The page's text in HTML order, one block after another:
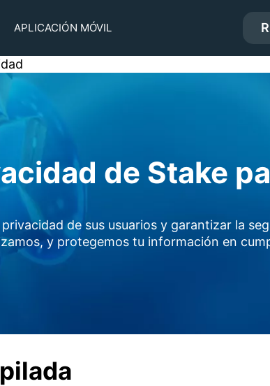
APLICACIÓN MÓVIL
de Stake
de sus usuarios y garantizar la
y protegemos tu información en